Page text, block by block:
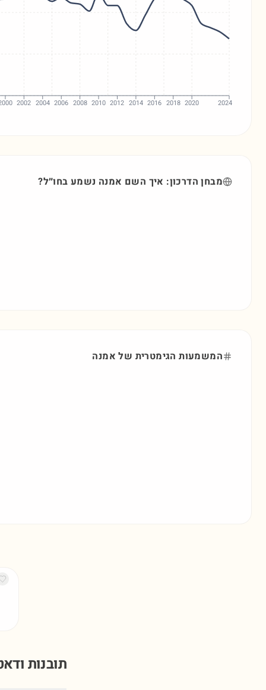
2002 2004 2006 2008 2010 2012 2014 2016 2018 2020 2024
מבחן הדרכון: איך השם אמנה נשמע בחו״ל?
המשמעות הגימטרית של אמנה
תובנות